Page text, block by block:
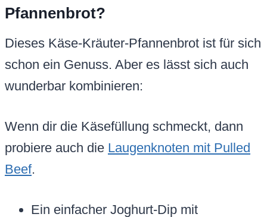
Pfannenbrot?
Dieses Käse-Kräuter-Pfannenbrot ist für sich
schon ein Genuss. Aber es lässt sich auch
wunderbar kombinieren:
Wenn dir die Käsefüllung schmeckt, dann
probiere auch die Laugenknoten mit Pulled
Beef.
Ein einfacher Joghurt-Dip mit